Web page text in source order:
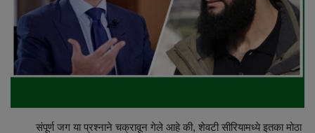
Maharashtra
Crime
संपूर्ण जग या प्रश्नाने चक्रावून गेले आहे की, शेवटी सीरियामध्ये इतका मोठा